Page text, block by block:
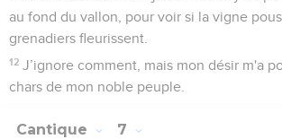
au fond du vallon, pour voir si la vigne
grenadiers fleurissent.
12 J’ignore comment, mais mon désir m'a
chars de mon noble peuple.
Cantique 7